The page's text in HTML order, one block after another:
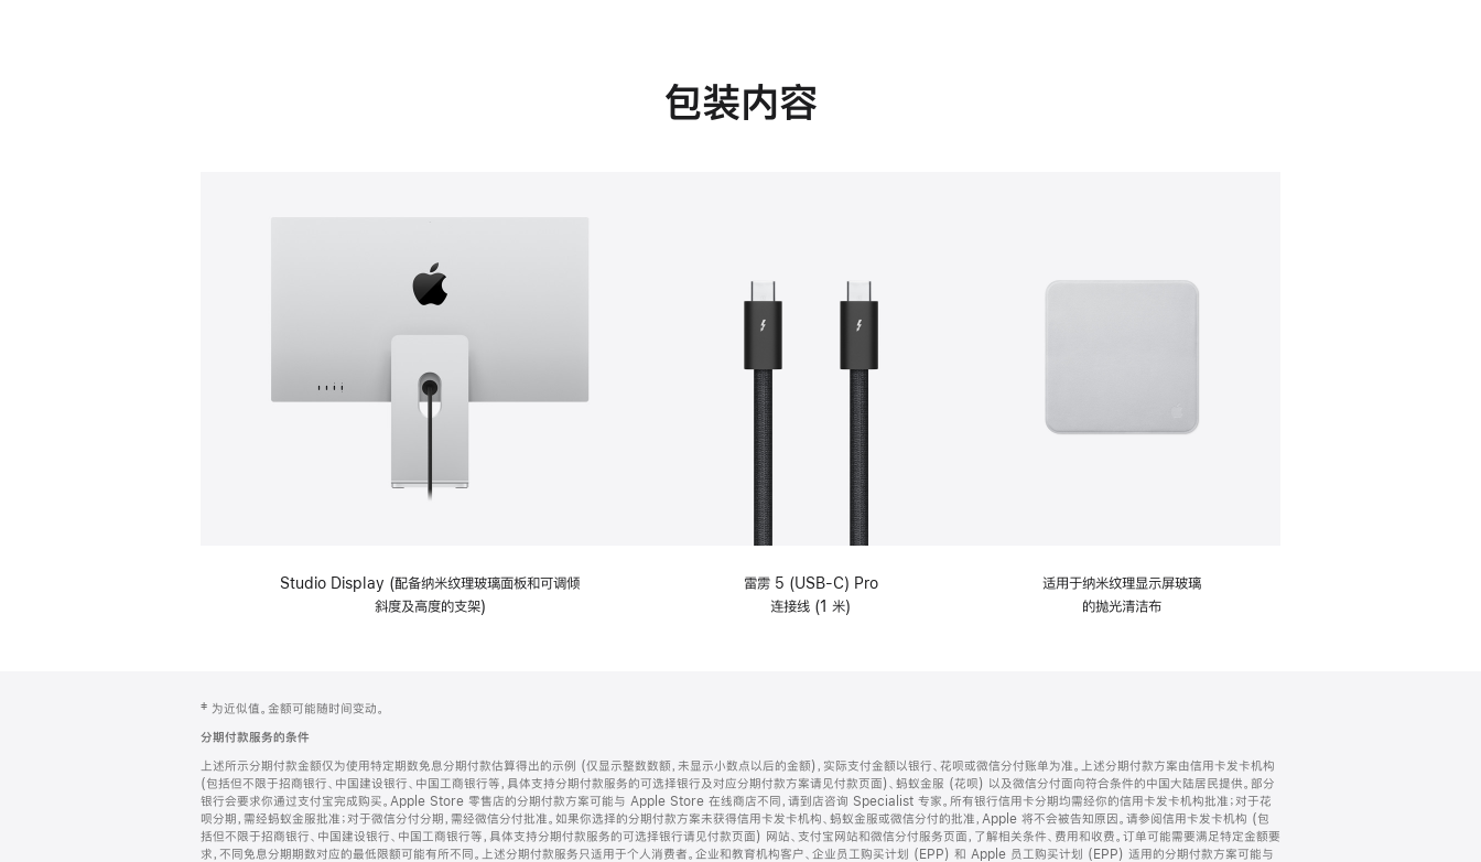
包装内容
Studio Display (配备纳米纹理玻璃面板和可调倾
斜度及高度的支架)
雷雳 5 (USB-C) Pro
连接线 (1 米)
适用于纳米纹理显示屏玻璃
的抛光清洁布
页
脚
注
‡ 为近似值。金额可能随时间变动。
分期付款服务的条件
上述所示分期付款金额仅为使用特定期数免息分期付款估算得出的示例 (仅显示整数数额，未显示小数点以后的金额)，实际支付金额以银行、花呗或微信分付账单为准。上述分期付款方案由信用卡发卡机构
(包括但不限于招商银行、中国建设银行、中国工商银行等，具体支持分期付款服务的可选择银行及对应分期付款方案请见付款页面)、蚂蚁金服 (花呗) 以及微信分付面向符合条件的中国大陆居民提供。部分
银行会要求你通过支付宝完成购买。Apple Store 零售店的分期付款方案可能与 Apple Store 在线商店不同，请到店咨询 Specialist 专家。所有银行信用卡分期均需经你的信用卡发卡机构批准；对于花
呗分期，需经蚂蚁金服批准；对于微信分付分期，需经微信分付批准。如果你选择的分期付款方案未获得信用卡发卡机构、蚂蚁金服或微信分付的批准，Apple 将不会被告知原因。请参阅信用卡发卡机构 (包
括但不限于招商银行、中国建设银行、中国工商银行等，具体支持分期付款服务的可选择银行请见付款页面) 网站、支付宝网站和微信分付服务页面，了解相关条件、费用和收费。订单可能需要满足特定金额要
求，不同免息分期期数对应的最低限额可能有所不同。上述分期付款服务只适用于个人消费者。企业和教育机构客户、企业员工购买计划 (EPP) 和 Apple 员工购买计划 (EPP) 适用的分期付款方案可能与